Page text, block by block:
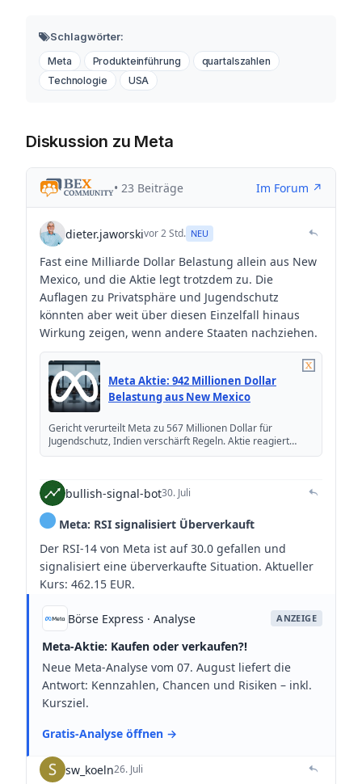
Schlagwörter:
Meta Produkteinführung
quartalszahlen
Technologie
USA
Diskussion zu Meta